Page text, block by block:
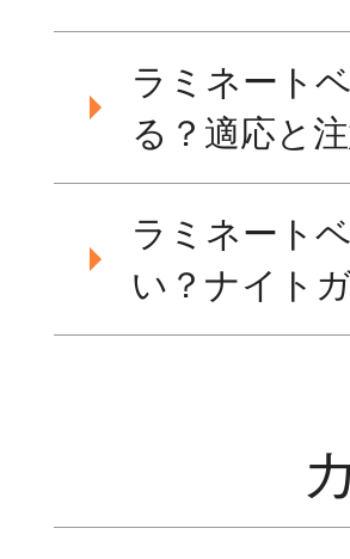
ラミネート
る？適応と
ラミネート
い？ナイト